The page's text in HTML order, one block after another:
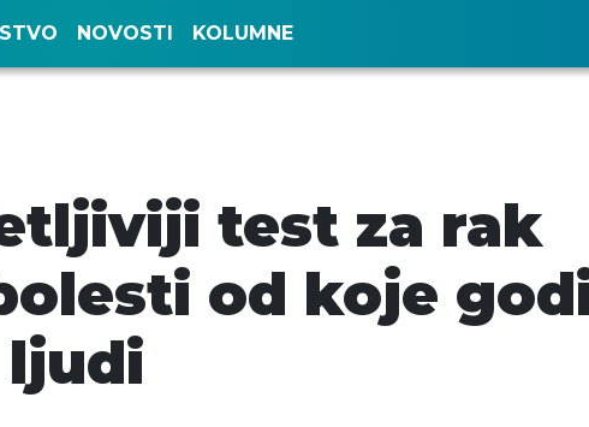
NOVOSTI KOLUMNE
test za rak
od koje
ljudi